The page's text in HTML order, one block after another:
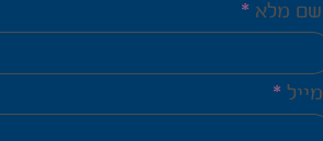
שם מלא
מייל